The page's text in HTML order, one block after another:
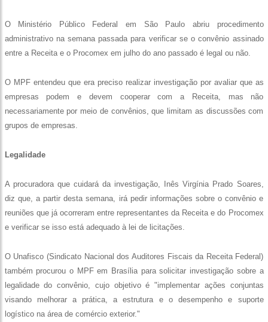
O Ministério Público Federal em São Paulo abriu procedimento
administrativo na semana passada para verificar se o convênio assinado
entre a Receita e o Procomex em julho do ano passado é legal ou não.
O MPF entendeu que era preciso realizar investigação por avaliar que as
empresas podem e devem cooperar com a Receita, mas não
necessariamente por meio de convênios, que limitam as discussões com
grupos de empresas.
Legalidade
A procuradora que cuidará da investigação, Inês Virgínia Prado Soares,
diz que, a partir desta semana, irá pedir informações sobre o convênio e
reuniões que já ocorreram entre representantes da Receita e do Procomex
e verificar se isso está adequado à lei de licitações.
O Unafisco (Sindicato Nacional dos Auditores Fiscais da Receita Federal)
também procurou o MPF em Brasília para solicitar investigação sobre a
legalidade do convênio, cujo objetivo é "implementar ações conjuntas
visando melhorar a prática, a estrutura e o desempenho e suporte
logístico na área de comércio exterior."